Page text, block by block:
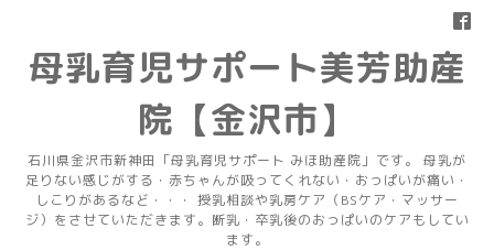
母乳育児サポート美芳助産
院【金沢市】
石川県金沢市新神田「母乳育児サポート みほ助産院」です。 母乳が
足りない感じがする・赤ちゃんが吸ってくれない・おっぱいが痛い・
しこりがあるなど・・・ 授乳相談や乳房ケア（BSケア・マッサー
ジ）をさせていただきます。断乳・卒乳後のおっぱいのケアもしてい
ます。